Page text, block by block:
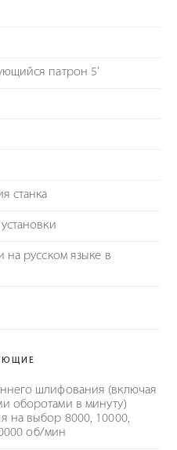
патрон 5’
станка
на русском языке в
шлифования (включая
оборотами в минуту)
на выбор 8000, 10000,
об/мин